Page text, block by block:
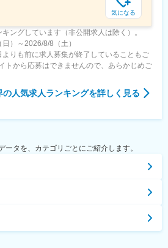
気になる
ングしています（非公開求人は除く）。
）～2026/8/8（土）
りも前に求人募集が終了していることもご
トから応募はできませんので、あらかじめご
の人気求人ランキングを詳しく見る
タを、カテゴリごとにご紹介します。